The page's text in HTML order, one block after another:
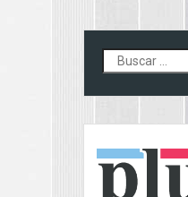
Buscar: